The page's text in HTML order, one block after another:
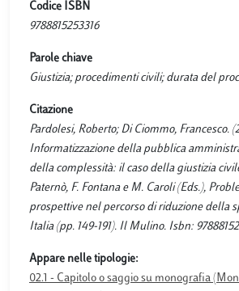
Codice ISBN
9788815253316
Parole chiave
Giustizia; procedimenti civili; durata del
Citazione
Pardolesi, Roberto; Di Ciommo, Francesco.
Informatizzazione della pubblica
della complessità: il caso della giustizia
Paternò, F. Fontana e M. Caroli (Eds.),
prospettive nel percorso di riduzione della
Italia (pp. 149-191). Il Mulino. Isbn:
Appare nelle tipologie:
02.1 - Capitolo o saggio su monografia